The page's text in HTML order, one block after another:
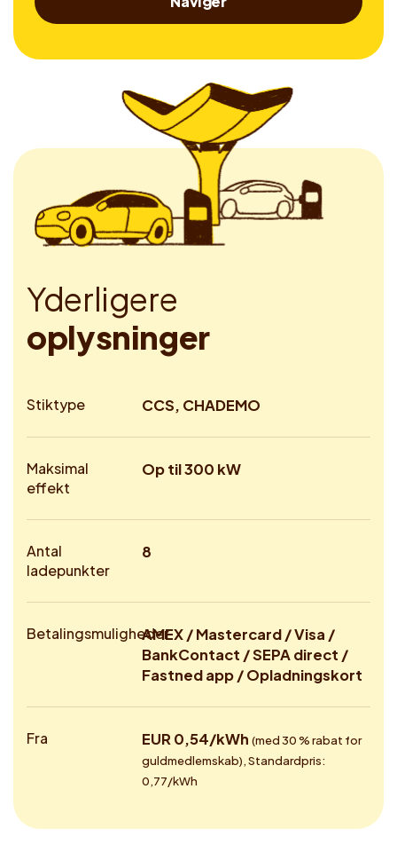
Yderligere
oplysninger
Stiktype CCS, CHADEMO
Maksimal
effekt
Op til 300 kW
Antal
ladepunkter
8
BetalingsmulighederAMEX / Mastercard / Visa /
BankContact / SEPA direct /
Fastned app / Opladningskort
Fra EUR 0,54/kWh (med 30 % rabat for
guldmedlemskab), Standardpris:
0,77/kWh